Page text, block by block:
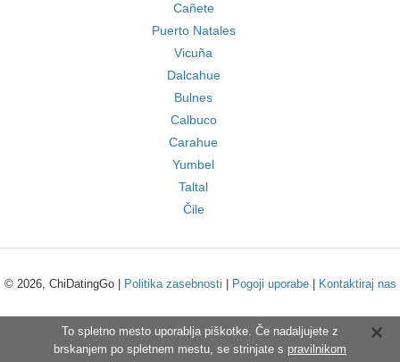
Cañete
Puerto Natales
Vicuña
Dalcahue
Bulnes
Calbuco
Carahue
Yumbel
Taltal
Čile
© 2026, ChiDatingGo | Politika zasebnosti Pogoji uporabe| Kontaktiraj nas
To spletno mesto uporablja piškotke. Če nadaljujete z
brskanjem po spletnem mestu, se strinjate s pravilnikom